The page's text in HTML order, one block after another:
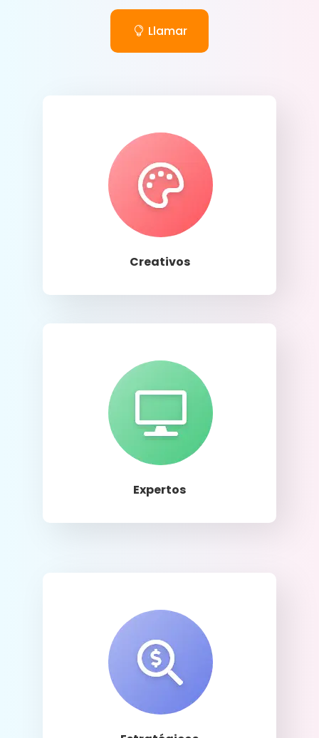
Llamar
Creativos
Expertos